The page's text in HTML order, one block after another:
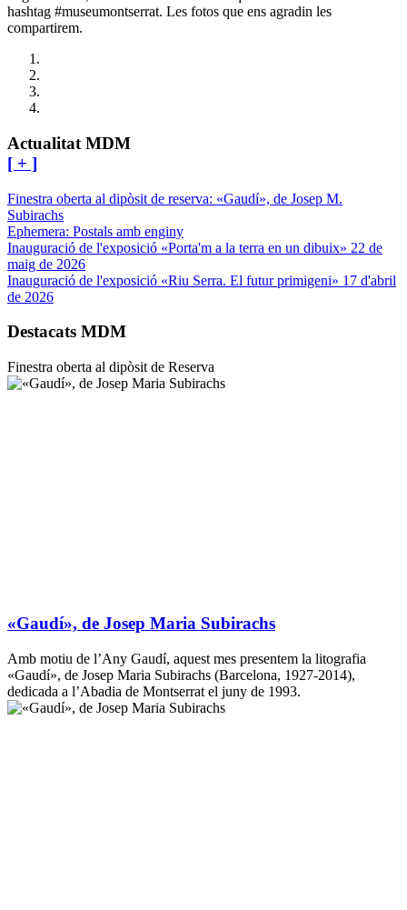
hashtag #museumontserrat. Les fotos que ens agradin les
compartirem.
Actualitat MDM
[ + ]
Finestra oberta al dipòsit de reserva: «Gaudí», de Josep M.
Subirachs
Ephemera: Postals amb enginy
Inauguració de l'exposició «Porta'm a la terra en un dibuix» 22 de
maig de 2026
Inauguració de l'exposició «Riu Serra. El futur primigeni» 17 d'abril
de 2026
Destacats MDM
Finestra oberta al dipòsit de Reserva
«Gaudí», de Josep Maria Subirachs
Amb motiu de l’Any Gaudí, aquest mes presentem la litografia
«Gaudí», de Josep Maria Subirachs (Barcelona, 1927-2014),
dedicada a l’Abadia de Montserrat el juny de 1993.